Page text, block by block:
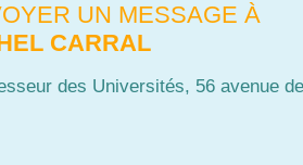
UN MESSAGE À
CARRAL
des Universités, 56 avenue